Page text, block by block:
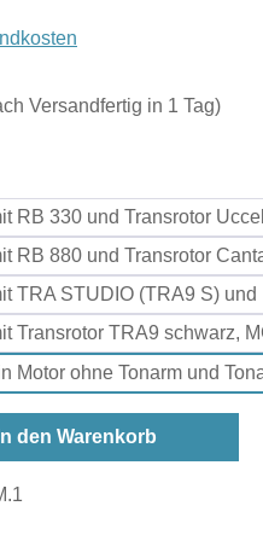
Versandfertig in 1 Tag)
RB 330 und Transrotor
RB 880 und Transrotor
TRA STUDIO (TRA9 S) und
Transrotor TRA9 schwarz,
Motor ohne Tonarm und
In den Warenkorb